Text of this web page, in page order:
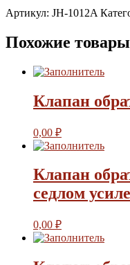
Артикул: JH-1012A
Похожие товары
Клапан
0,00 ₽
Клапан
седлом
0,00 ₽